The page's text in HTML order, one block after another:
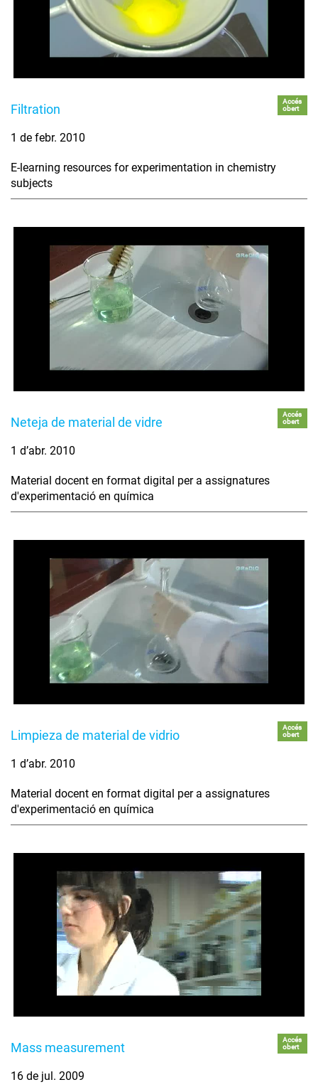
Filtration
Accés
obert
1 de febr. 2010
E-learning resources for experimentation in chemistry
subjects
Neteja de material de vidre
Accés
obert
1 d’abr. 2010
Material docent en format digital per a assignatures
d'experimentació en química
Limpieza de material de vidrio
Accés
obert
1 d’abr. 2010
Material docent en format digital per a assignatures
d'experimentació en química
Mass measurement
Accés
obert
16 de jul. 2009